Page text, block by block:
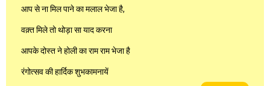
आप से ना मिल पाने का मलाल भेजा है,
वक़्त मिले तो थोड़ा सा याद करना
आपके दोस्त ने होली का राम राम भेजा है
रंगोत्सव की हार्दिक शुभकामनायें